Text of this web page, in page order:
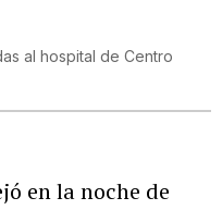
al hospital de Centro
en la noche de